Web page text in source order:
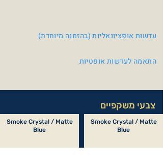
עדשות אופציונאליות (בהזמנה מיוחדת)
התאמה לעדשות אופטיות
צבעי משקפיים
Smoke Crystal / Matte
Blue
Smoke Crystal / Matte
Blue